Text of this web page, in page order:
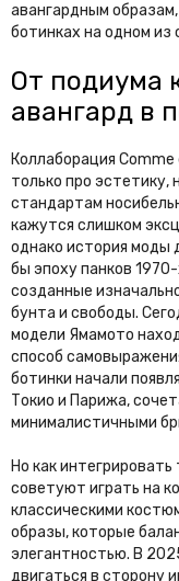
авангардным
ботинках на одном из
От подиума
авангард в
Коллаборация Comme
только про
стандартам
кажутся слишком
однако история моды
бы эпоху панков
созданные
бунта и свободы.
модели Ямамото
способ
ботинки начали
Токио и Парижа,
минималистичными
Но как
советуют играть на
классическими
образы, которые
элегантностью. В
двигаться в сторону